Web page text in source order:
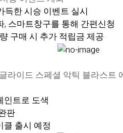
득한 시승 이벤트 실시
, 스마트창구를 통해 간편신청
구매 시 추가 적립금 제공
라이드 스페셜 악틱 블라스트
인트로 도색
판
출시 예정